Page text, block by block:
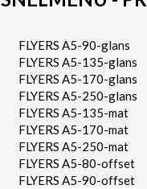
FLYERS A5-90-glans
FLYERS A5-135-glans
FLYERS A5-170-glans
FLYERS A5-250-glans
FLYERS A5-135-mat
FLYERS A5-170-mat
FLYERS A5-250-mat
FLYERS A5-80-offset
FLYERS A5-90-offset